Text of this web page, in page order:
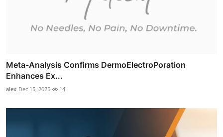
Meta-Analysis Confirms DermoElectroPoration
Enhances Ex...
alex Dec 15, 2025 14